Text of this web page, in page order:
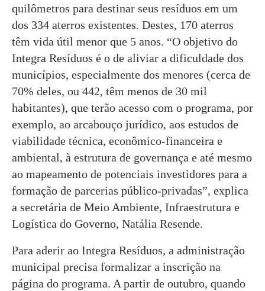
quilômetros para destinar seus resíduos em um
dos 334 aterros existentes. Destes, 170 aterros
têm vida útil menor que 5 anos. “O objetivo do
Integra Resíduos é o de aliviar a dificuldade dos
municípios, especialmente dos menores (cerca de
70% deles, ou 442, têm menos de 30 mil
habitantes), que terão acesso com o programa, por
exemplo, ao arcabouço jurídico, aos estudos de
viabilidade técnica, econômico-financeira e
ambiental, à estrutura de governança e até mesmo
ao mapeamento de potenciais investidores para a
formação de parcerias público-privadas”, explica
a secretária de Meio Ambiente, Infraestrutura e
Logística do Governo, Natália Resende.
Para aderir ao Integra Resíduos, a administração
municipal precisa formalizar a inscrição na
página do programa. A partir de outubro, quando